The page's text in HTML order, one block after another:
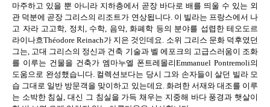
마주하고 있을 뿐 아니라 지하층에서 곧장 바다로 배를 띄울 수 있는 외
관 덕분에 곧장 그리스의 리조트가 연상됩니다. 이 빌라는 프랑스에서 나
고 자라 고고학 정치 수학 음악, 화폐학 등의 분야를 섭렵한 테오도르
라이나흐Théodore Reinach가 지은 것인데요
소위 그리스 문화 덕후였던
그는 고대 그리스의 정신과 건축 기술과 벨 에포크의 고급스러움이 조화
를 이루는 건물을 건축가 엠마누엘 폰트레몰리Emmanuel Pontremoli의
도움으로 완성했습니다. 컬렉션보다는 당시 그와 손자들이 살던 빌라 모
습 그대로 일반 방문객을 맞이하고 있는데요 화려한 서재와 대조를 이루
는 소박한 침실 ,대신 그 침실을 가득 채우는 지중해 바다 풍경과 햇살이